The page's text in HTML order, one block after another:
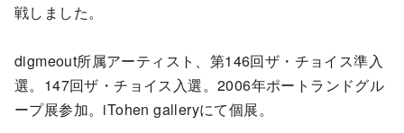
戦しました。
digmeout所属アーティスト、第146回ザ・チョイス準入
選。147回ザ・チョイス入選。2006年ポートランドグル
ープ展参加。iTohen galleryにて個展。